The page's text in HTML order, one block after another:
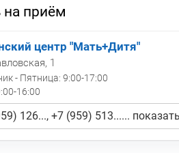
на приём
центр "Мать+Дитя"
1
- Пятница: 9:00-17:00
16:00
126..., +7 (959) 513...... показать